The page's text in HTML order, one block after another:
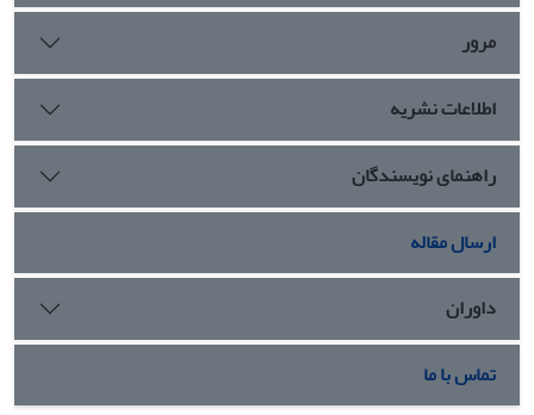
مرور
اطلاعات نشریه
راهنمای نویسندگان
ارسال مقاله
داوران
تماس با ما